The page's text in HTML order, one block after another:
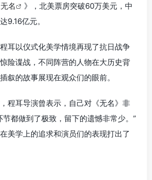
无名
》，北美票房突破60万美元，中
9.16亿元。
耳以仪式化美学情境再现了抗日战争
险谍战，不同阵营的人物在大历史背
叙的故事展现在观众们的眼前。
程耳导演曾表示，自己对《无名》非
节都做到了极致，留下的遗憾非常少。”
美学上的追求和演员们的表现打出了